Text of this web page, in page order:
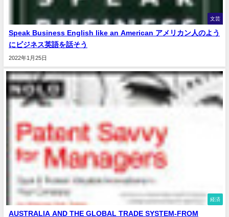
文芸
Speak Business English like an American アメリカン人のよう
にビジネス英語を話そう
2022年1月25日
経済
AUSTRALIA AND THE GLOBAL TRADE SYSTEM-FROM